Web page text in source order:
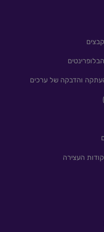
והדבקה של ערכים
העצירה